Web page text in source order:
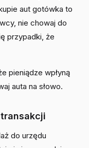
aut gotówka to
nie chowaj do
przypadki, że
pieniądze wpłyną
auta na słowo.
do urzędu